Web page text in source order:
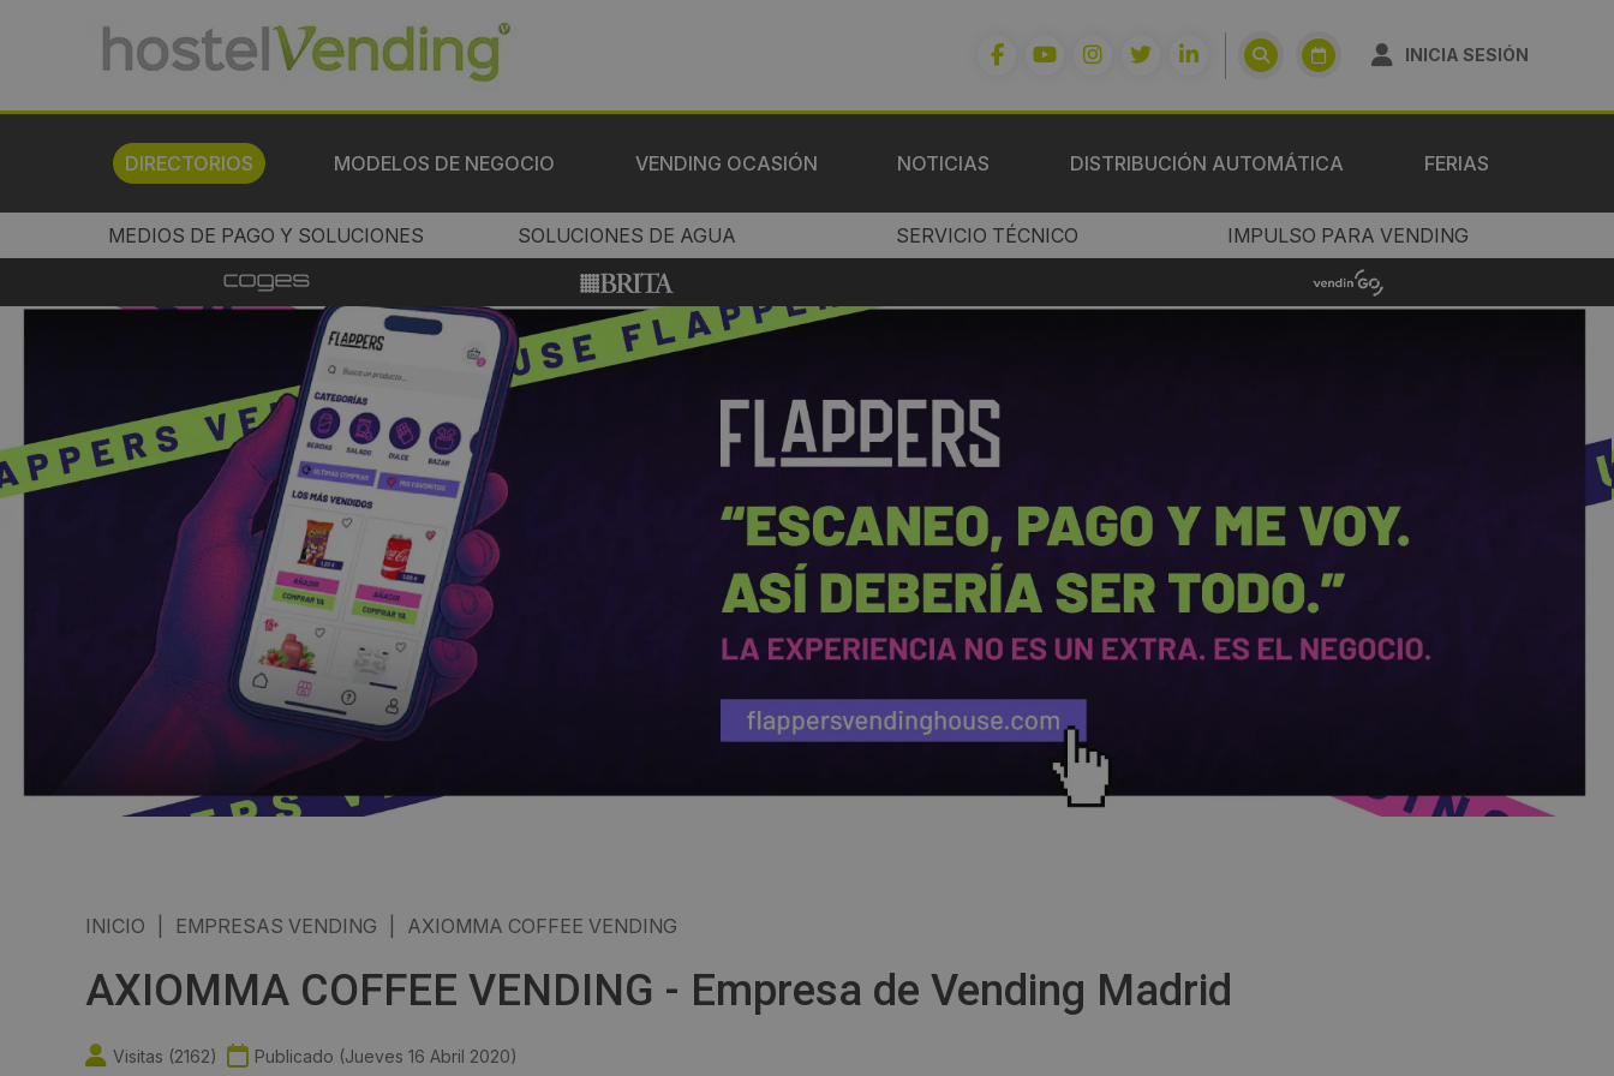
INICIA SESIÓN
DIRECTORIOS MODELOS DE NEGOCIO VENDING OCASIÓN NOTICIAS DISTRIBUCIÓN AUTOMÁTICA FERIAS
MEDIOS DE PAGO Y SOLUCIONES SOLUCIONES DE AGUA SERVICIO TÉCNICO IMPULSO PARA VENDING
INICIO EMPRESAS VENDING AXIOMMA COFFEE VENDING
AXIOMMA COFFEE VENDING - Empresa de Vending Madrid
Visitas (2162) Publicado (Jueves 16 Abril 2020)